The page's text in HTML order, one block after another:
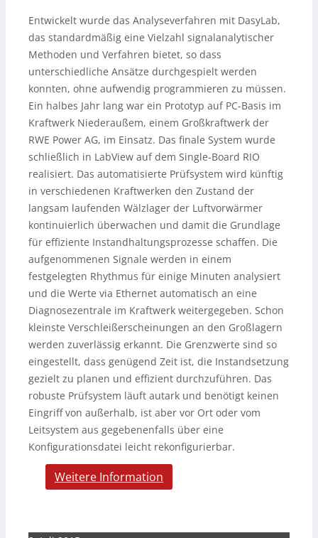
Entwickelt wurde das Analyseverfahren mit DasyLab,
das standardmäßig eine Vielzahl signalanalytischer
Methoden und Verfahren bietet, so dass
unterschiedliche Ansätze durchgespielt werden
konnten, ohne aufwendig programmieren zu müssen.
Ein halbes Jahr lang war ein Prototyp auf PC-Basis im
Kraftwerk Niederaußem, einem Großkraftwerk der
RWE Power AG, im Einsatz. Das finale System wurde
schließlich in LabView auf dem Single-Board RIO
realisiert. Das automatisierte Prüfsystem wird künftig
in verschiedenen Kraftwerken den Zustand der
langsam laufenden Wälzlager der Luftvorwärmer
kontinuierlich überwachen und damit die Grundlage
für effiziente Instandhaltungsprozesse schaffen. Die
aufgenommenen Signale werden in einem
festgelegten Rhythmus für einige Minuten analysiert
und die Werte via Ethernet automatisch an eine
Diagnosezentrale im Kraftwerk weitergegeben. Schon
kleinste Verschleißerscheinungen an den Großlagern
werden zuverlässig erkannt. Die Grenzwerte sind so
eingestellt, dass genügend Zeit ist, die Instandsetzung
gezielt zu planen und effizient durchzuführen. Das
robuste Prüfsystem läuft autark und benötigt keinen
Eingriff von außerhalb, ist aber vor Ort oder vom
Leitsystem aus gegebenenfalls über eine
Konfigurationsdatei leicht rekonfigurierbar.
Weitere Information